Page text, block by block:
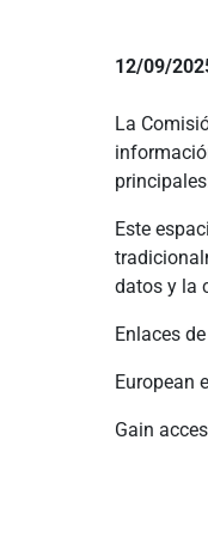
12/09/
La
Este
datos y la
Enlaces
European
Gain